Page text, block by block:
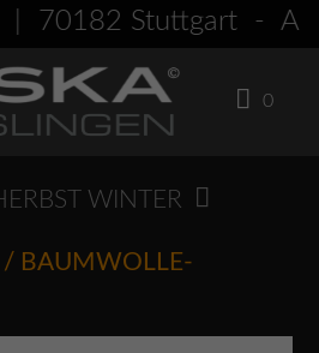
| 70182 Stuttgart -
0
WINTER
/ BAUMWOLLE-